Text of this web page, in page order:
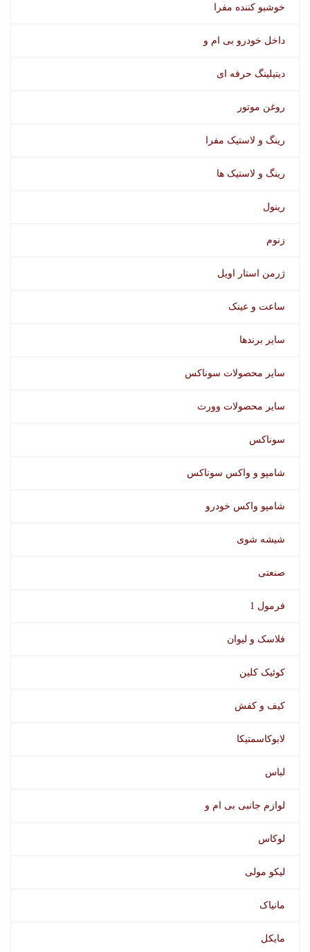
خوشبو کننده مفرا
داخل خودرو بی ام و
دیتیلینگ حرفه ای
روغن موتور
رینگ و لاستیک مفرا
رینگ و لاستیک ها
رینول
زنوم
ژرمن استار اویل
ساعت و عینک
سایر برندها
سایر محصولات سوناکس
سایر محصولات وورث
سوناکس
شامپو و واکس سوناکس
شامپو واکس خودرو
شیشه شوی
صنعتی
فرمول 1
فلاسک و لیوان
کوئیک کلین
کیف و کفش
لابوکاسمتیکا
لباس
لوازم جانبی بی ام و
لوکاس
لیکو مولی
مانیاک
مایکل